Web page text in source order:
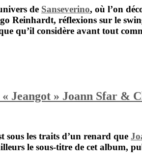
de Sanseverino, où l’on
Reinhardt, réflexions sur le
qu’il considère avant tout
Jeangot » Joann Sfar &
sous les traits d’un renard que
le sous-titre de cet album,